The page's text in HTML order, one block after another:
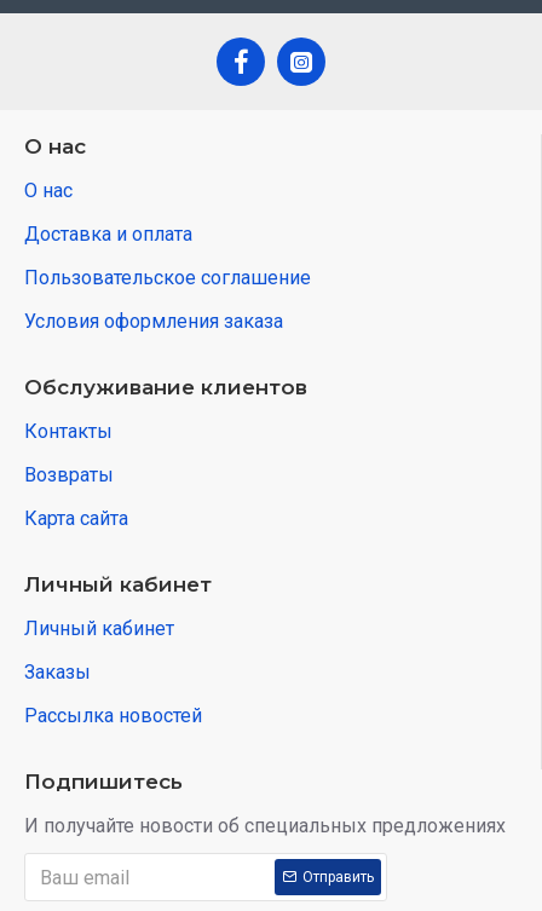
О нас
О нас
Доставка и оплата
Пользовательское соглашение
Условия оформления заказа
Обслуживание клиентов
Контакты
Возвраты
Карта сайта
Личный кабинет
Личный кабинет
Заказы
Рассылка новостей
Подпишитесь
И получайте новости об специальных предложениях
Отправить